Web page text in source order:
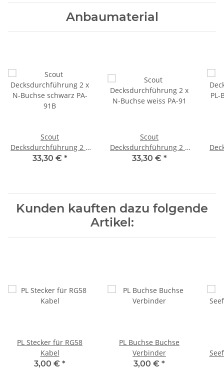
Anbaumaterial
Scout
Decksdurchführung 2 x
N-Buchse schwarz PA-
33,30 € *
Scout
Decksdurchführung 2 x
N-Buchse weiss PA-91
33,30 € *
Kunden kauften dazu folgende
Artikel:
PL Stecker für RG58
Kabel
3,00 € *
PL Buchse Buchse
Verbinder
3,00 € *